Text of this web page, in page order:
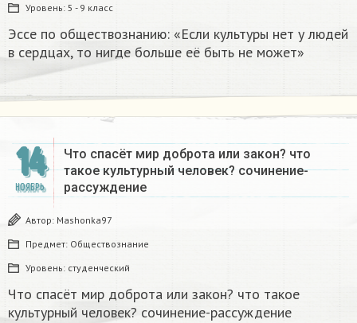
Уровень: 5 - 9 класс
Эссе по обществознанию: «Если культуры нет у людей
в сердцах, то нигде больше её быть не может»
14
НОЯБРЬ
Что спасёт мир доброта или закон? что
такое культурный человек? сочинение-
рассуждение ​
Автор: Mashonka97
Предмет: Обществознание
Уровень: студенческий
Что спасёт мир доброта или закон? что такое
культурный человек? сочинение-рассуждение ​